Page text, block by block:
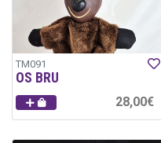
TM091
OS BRU
28,00€